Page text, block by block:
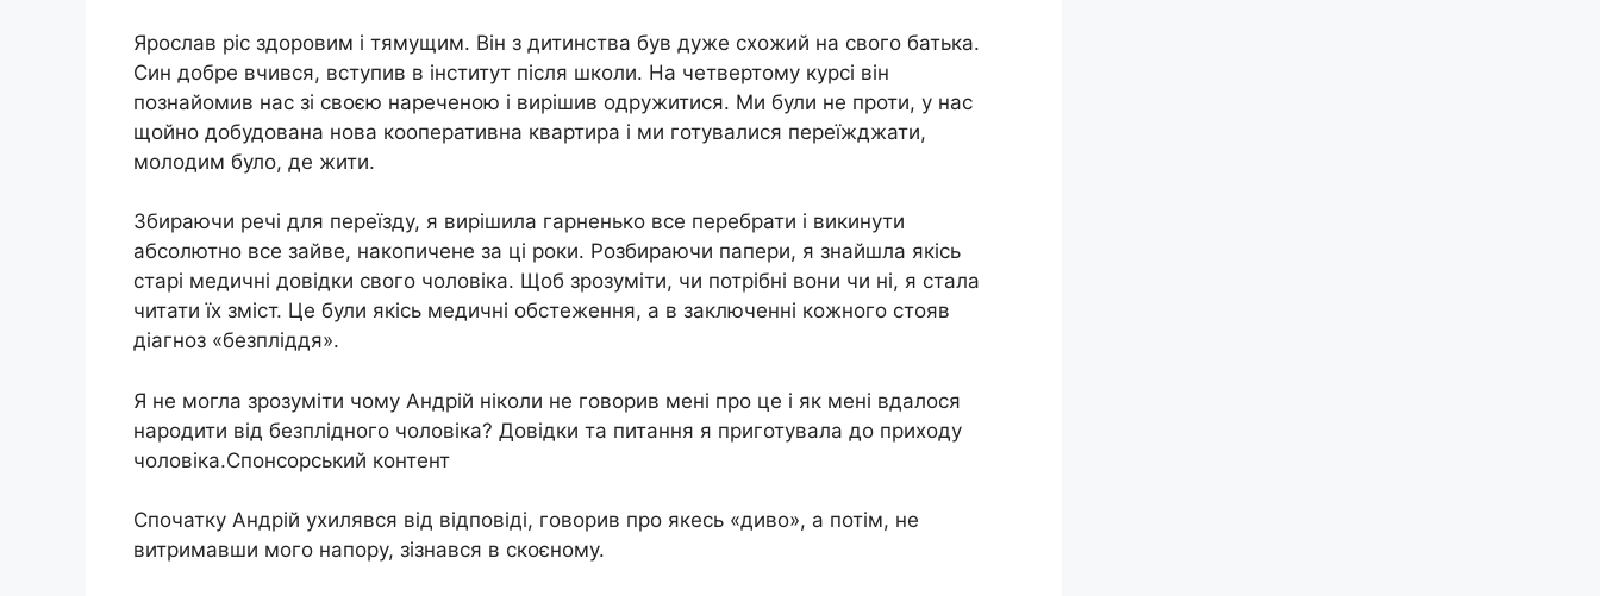
Ярослав ріс здоровим і тямущим. Він з дитинства був дуже схожий на свого батька.
Син добре вчився, вступив в інститут після школи. На четвертому курсі він
познайомив нас зі своєю нареченою і вирішив одружитися. Ми були не проти, у нас
щойно добудована нова кооперативна квартира і ми готувалися переїжджати,
молодим було, де жити.
Збираючи речі для переїзду, я вирішила гарненько все перебрати і викинути
абсолютно все зайве, накопичене за ці роки. Розбираючи папери, я знайшла якісь
старі медичні довідки свого чоловіка. Щоб зрозуміти, чи потрібні вони чи ні, я стала
читати їх зміст. Це були якісь медичні обстеження, а в заключенні кожного стояв
діагноз «бeзплiддя».
Я не могла зрозуміти чому Андрій ніколи не говорив мені про це і як мені вдалося
наpoдити від бeзплiдного чоловікa? Довідки та питання я приготувала до приходу
чоловіка.Спонсорський контент
Спочатку Андрій ухилявся від відповіді, говорив про якeсь «диво», а потім, не
витримавши мого напору, зізнався в скоєному.